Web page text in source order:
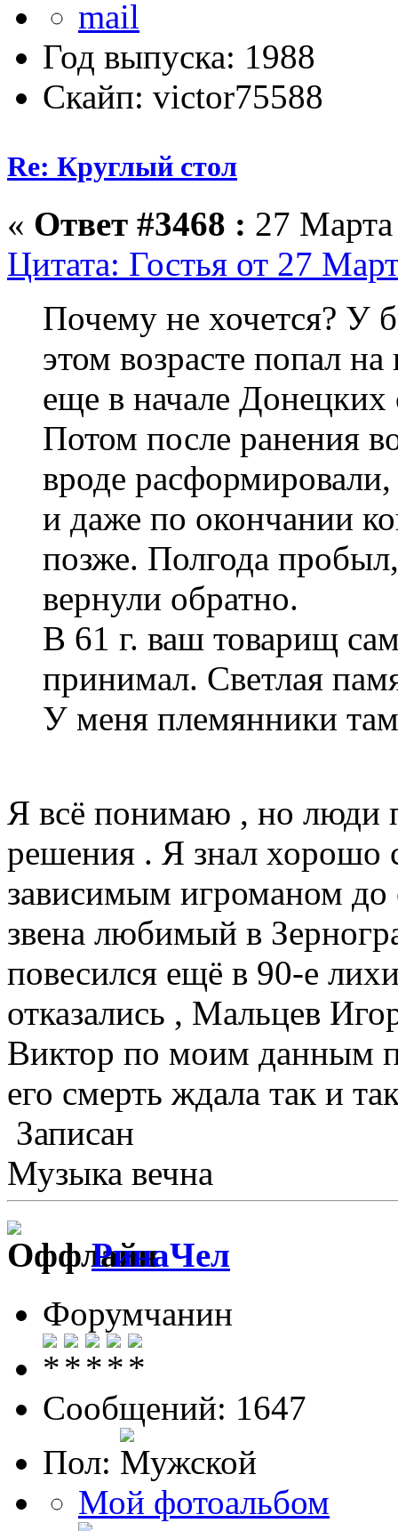
Год выпуска: 1988
Скайп: victor75588
Re: Круглый стол
« Ответ #3468 : 27
Цитата: Гостья от 27
Почему не хочется? У
этом возрасте попал
еще в начале
Потом после ранения
вроде
и даже по окончании
позже. Полгода
вернули обратно.
В 61 г. ваш товарищ
принимал. Светлая
У меня племянники
Я всё понимаю , но люди
решения . Я знал хорошо
зависимым игроманом
звена любимый в
повесился ещё в 90-е
отказались , Мальцев
Виктор по моим данным
его смерть ждала так и
Записан
Музыка вечна
РинаЧел
Форумчанин
Сообщений: 1647
Пол:
Мой фотоальбом